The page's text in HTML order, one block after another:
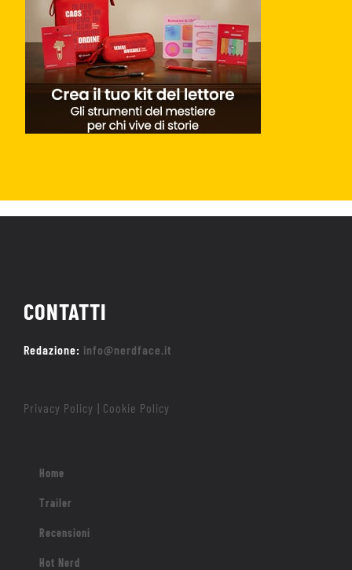
CONTATTI
Redazione: info@nerdface.it
Privacy Policy | Cookie Policy
Home
Trailer
Recensioni
Hot Nerd